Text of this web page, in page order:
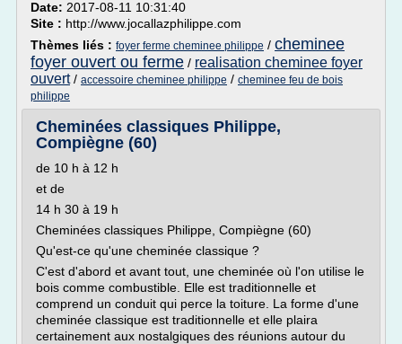
Date: 2017-08-11 10:31:40
Site : http://www.jocallazphilippe.com
Thèmes liés : foyer ferme cheminee philippe / cheminee
foyer ouvert ou ferme / realisation cheminee foyer
ouvert/ accessoire cheminee philippe / cheminee feu de bois
philippe
Cheminées classiques Philippe,
Compiègne (60)
de 10 h à 12 h
et de
14 h 30 à 19 h
Cheminées classiques Philippe, Compiègne (60)
Qu'est-ce qu'une cheminée classique ?
C'est d'abord et avant tout, une cheminée où l'on utilise le
bois comme combustible. Elle est traditionnelle et
comprend un conduit qui perce la toiture. La forme d'une
cheminée classique est traditionnelle et elle plaira
certainement aux nostalgiques des réunions autour du